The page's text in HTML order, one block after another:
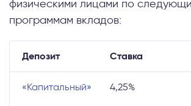
физическими лицами по
программам вкладов:
Депозит Ставка
«Капитальный» 4,25%